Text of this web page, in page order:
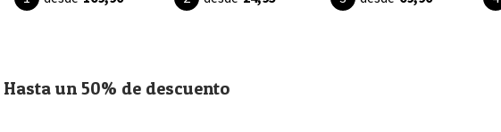
Hasta un 50% de descuento